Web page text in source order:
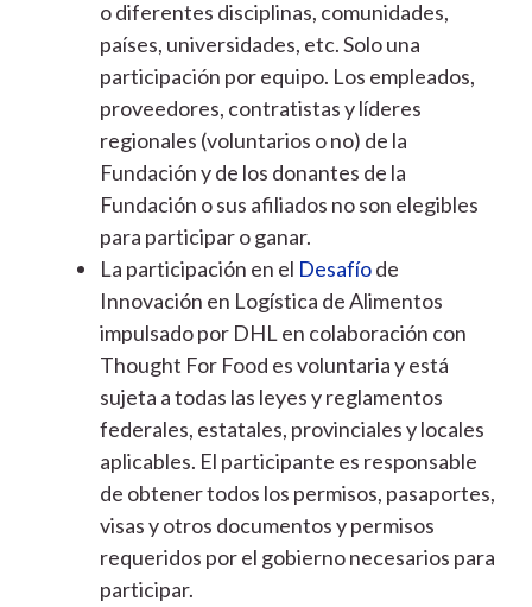
o diferentes disciplinas, comunidades,
países, universidades, etc. Solo una
participación por equipo. Los empleados,
proveedores, contratistas y líderes
regionales (voluntarios o no) de la
Fundación y de los donantes de la
Fundación o sus afiliados no son elegibles
para participar o ganar.
La participación en el Desafíode
Innovación en Logística de Alimentos
impulsado por DHL en colaboración con
Thought For Food es voluntaria y está
sujeta a todas las leyes y reglamentos
federales, estatales, provinciales y locales
aplicables. El participante es responsable
de obtener todos los permisos, pasaportes,
visas y otros documentos y permisos
requeridos por el gobierno necesarios para
participar.